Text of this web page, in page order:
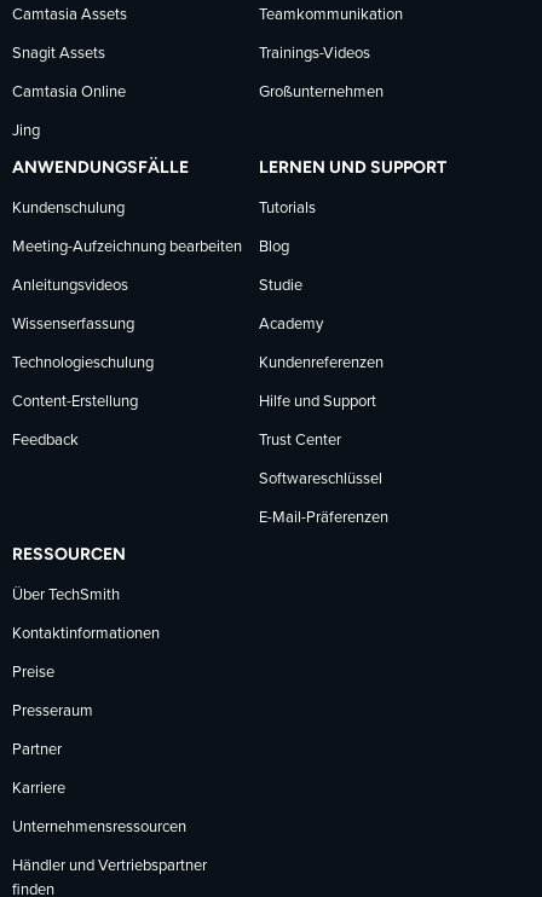
Camtasia Assets
Snagit Assets
Camtasia Online
Jing
Teamkommunikation
Trainings-Videos
Großunternehmen
ANWENDUNGSFÄLLE
Kundenschulung
Meeting-Aufzeichnung bearbeiten
Anleitungsvideos
Wissenserfassung
Technologieschulung
Content-Erstellung
Feedback
LERNEN UND SUPPORT
Tutorials
Blog
Studie
Academy
Kundenreferenzen
Hilfe und Support
Trust Center
Softwareschlüssel
E-Mail-Präferenzen
RESSOURCEN
Über TechSmith
Kontaktinformationen
Preise
Presseraum
Partner
Karriere
Unternehmensressourcen
Händler und Vertriebspartner
finden